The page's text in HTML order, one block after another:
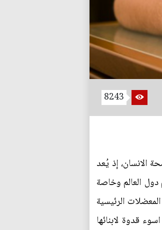
8243
الانسان، إذ يُعد
العالم وخاصة
الرئيسية
قدوة لابنائها